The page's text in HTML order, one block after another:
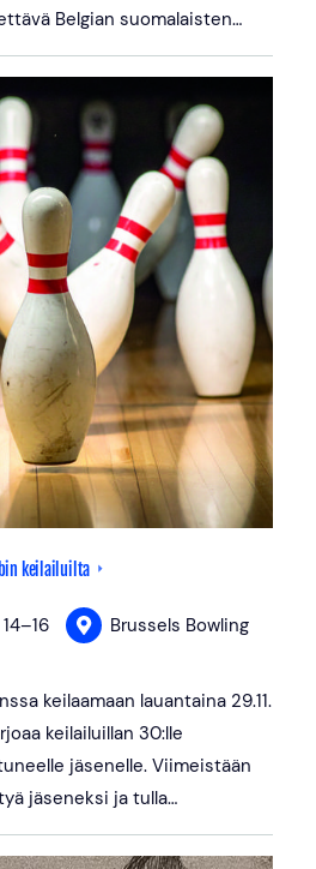
Belgian suomalaisten…
keilailuilta
–16 Brussels Bowling
keilaamaan lauantaina 29.11.
keilailuillan 30:lle
jäsenelle. Viimeistään
jäseneksi ja tulla…